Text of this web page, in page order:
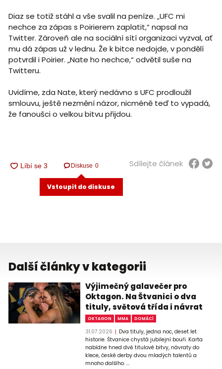
Diaz se totiž stáhl a vše svalil na peníze. „UFC mi
nechce za zápas s Poirierem zaplatit,“ napsal na
Twitter. Zároveň ale na sociální sítí organizaci vyzval, ať
mu dá zápas už v lednu. Že k bitce nedojde, v pondělí
potvrdil i Poirier. „Nate ho nechce,“ odvětil suše na
Twitteru.
Uvidíme, zda Nate, který nedávno s UFC prodloužil
smlouvu, ještě nezmění názor, nicméně teď to vypadá,
že fanoušci o velkou bitvu přijdou.
Diskuse 0
Vstoupit do diskuse
Sdílejte článek
Další články v kategorii
Výjimečný galavečer pro
Oktagon. Na Štvanici o dva
tituly, světová třída i návrat
OKTAGON MMA DOMÁCÍ
31.07.2026
Dva tituly, jedna noc, deset let
historie. Štvanice chystá jubilejní bouři. Karta
nabídne hned dvě titulové bitvy, návraty do
klece, české derby dvou mladých talentů a
mnoho dalšího. ...